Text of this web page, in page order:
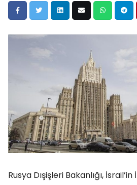
Rusya Dışişleri Bakanlığı,